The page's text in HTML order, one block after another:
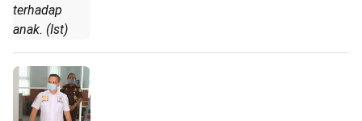
terhadap
anak. (Ist)